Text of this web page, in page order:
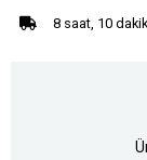
8 saat, 10